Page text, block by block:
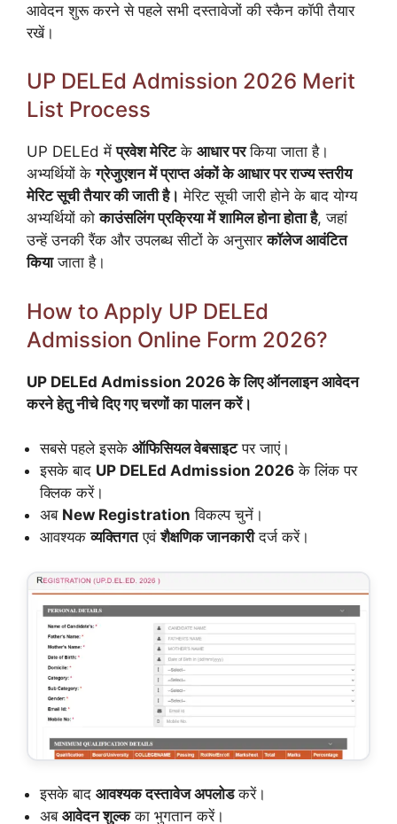
आवेदन शुरू करने से पहले सभी दस्तावेजों की स्कैन कॉपी तैयार
रखें।
UP DELEd Admission 2026 Merit
List Process
UP DELEd मेंप्रवेश मेरिटके आधार परकिया जाता है।
अभ्यर्थियों केग्रेजुएशन में प्राप्त अंकों के आधार पर राज्य स्तरीय
मेरिट सूची तैयार की जाती है। मेरिट सूची जारी होने के बाद योग्य
अभ्यर्थियों कोकाउंसलिंग प्रक्रिया में शामिल होना होता है, जहां
उन्हें उनकी रैंक और उपलब्ध सीटों के अनुसारकॉलेज आवंटित
कियाजाता है।
How to Apply UP DELEd
Admission Online Form 2026?
UP DELEd Admission 2026 के लिए ऑनलाइन आवेदन
करने हेतु नीचे दिए गए चरणों का पालन करें।
सबसे पहले इसके ऑफिसियल वेबसाइटपर जाएं।
इसके बाद UP DELEd Admission 2026 के लिंक पर
क्लिक करें।
अब New Registration विकल्प चुनें।
आवश्यकव्यक्तिगतएवंशैक्षणिक जानकारीदर्ज करें।
इसके बाद आवश्यक दस्तावेज अपलोडकरें।
अब आवेदन शुल्कका भुगतान करें।